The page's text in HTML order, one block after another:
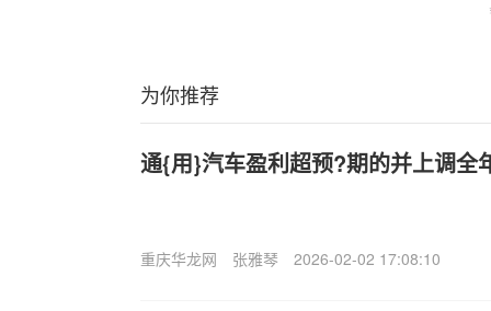
为你推荐
通{用}汽车盈利超预?期的并上调全
重庆华龙网 张雅琴 2026-02-02 17:08:10